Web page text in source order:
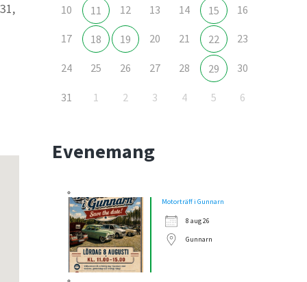
10 11 12 13 14 15 16
17 18 19 20 21 22 23
24 25 26 27 28 29 30
31 1 2 3 4 5 6
Evenemang
Motorträff i Gunnarn
8 aug 26
Gunnarn